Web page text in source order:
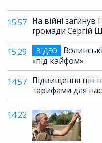
15:57 На війні
громади Сергій
15:29
ВІДЕО
«під кайфом»
14:57 Підвищення цін
тарифами для
14:22